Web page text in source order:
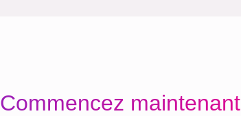
Commencez maintenant